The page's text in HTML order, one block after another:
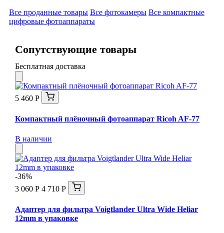
Все проданные товары Все фотокамеры Все компактные
цифровые фотоаппараты
Сопутствующие товары
Бесплатная доставка
5 460 Р
Компактный плёночный фотоаппарат Ricoh AF-77
В наличии
-36%
3 060 Р 4 710 Р
Адаптер для фильтра Voigtlander Ultra Wide Heliar
12mm в упаковке